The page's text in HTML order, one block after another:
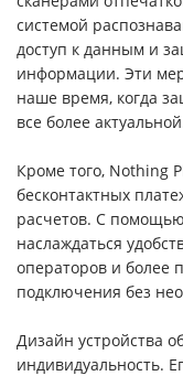
системой
доступ к данным и
информации. Эти
наше время, когда
все более
Кроме того, Nothing
бесконтактных
расчетов. С
наслаждаться
операторов и более
подключения без
Дизайн устройства
индивидуальность.